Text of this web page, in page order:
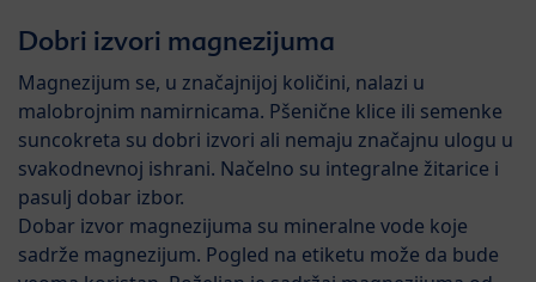
Dobri izvori magnezijuma
Magnezijum se, u značajnijoj količini, nalazi u
malobrojnim namirnicama. Pšenične klice ili semenke
suncokreta su dobri izvori ali nemaju značajnu ulogu u
svakodnevnoj ishrani. Načelno su integralne žitarice i
pasulj dobar izbor.
Dobar izvor magnezijuma su mineralne vode koje
sadrže magnezijum. Pogled na etiketu može da bude